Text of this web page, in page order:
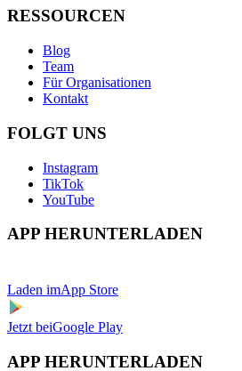
RESSOURCEN
Blog
Team
Für Organisationen
Kontakt
FOLGT UNS
Instagram
TikTok
YouTube
APP HERUNTERLADEN
Laden imApp Store
Jetzt beiGoogle Play
APP HERUNTERLADEN